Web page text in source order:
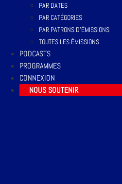
PAR DATES
PAR CATÉGORIES
PAR PATRONS D’ÉMISSIONS
TOUTES LES ÉMISSIONS
PODCASTS
PROGRAMMES
CONNEXION
NOUS SOUTENIR